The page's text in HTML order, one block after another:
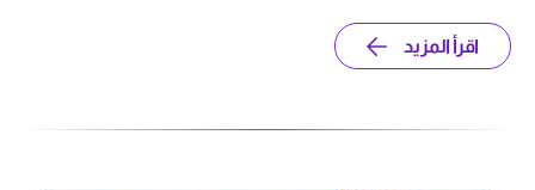
اقرأ المزيد